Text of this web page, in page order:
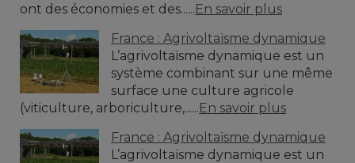
ont des économies et des......En savoir plus
France : Agrivoltaïsme dynamique
L’agrivoltaïsme dynamique est un
système combinant sur une même
surface une culture agricole
(viticulture, arboriculture,......En savoir plus
France : Agrivoltaïsme dynamique
L’agrivoltaïsme dynamique est un